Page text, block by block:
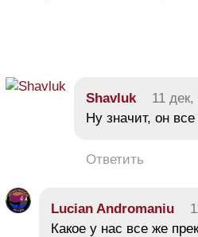
Shavluk 11
Ну значит, он
Ответить
Lucian Andromaniu
Какое у нас все же